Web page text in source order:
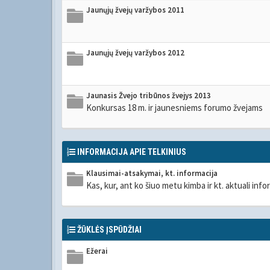
Jaunųjų žvejų varžybos 2011
Jaunųjų žvejų varžybos 2012
Jaunasis Žvejo tribūnos žvejys 2013
Konkursas 18 m. ir jaunesniems forumo žvejams
INFORMACIJA APIE TELKINIUS
Klausimai-atsakymai, kt. informacija
Kas, kur, ant ko šiuo metu kimba ir kt. aktuali
ŽŪKLĖS ĮSPŪDŽIAI
Ežerai